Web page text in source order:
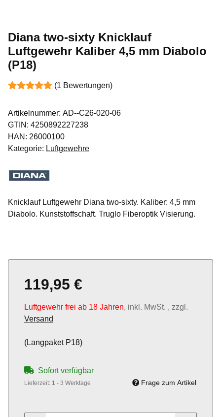
Diana two-sixty Knicklauf
Luftgewehr Kaliber 4,5 mm Diabolo
(P18)
(1 Bewertungen)
Artikelnummer: AD--C26-020-06
GTIN: 4250892227238
HAN: 26000100
Kategorie: Luftgewehre
Knicklauf Luftgewehr Diana two-sixty. Kaliber: 4,5 mm
Diabolo. Kunststoffschaft. Truglo Fiberoptik Visierung.
119,95 €
Luftgewehr frei ab 18 Jahren, inkl. MwSt. , zzgl.
Versand
(Langpaket P18)
Sofort verfügbar
Lieferzeit: 1 - 3 Werktage Frage zum Artikel